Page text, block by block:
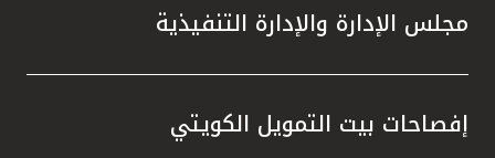
مجلس الإدارة والإدارة التنفيذية
إفصاحات بيت التمويل الكويتي